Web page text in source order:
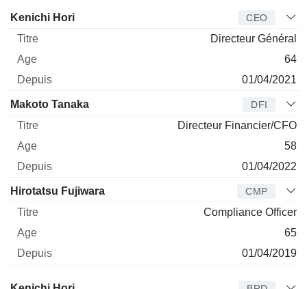
Dirigeant Titre
Kenichi Hori CEO
Directeur Général
64
01/04/2021
Makoto Tanaka DFI
Directeur Financier/CFO
58
01/04/2022
Hirotatsu Fujiwara CMP
Compliance Officer
65
01/04/2019